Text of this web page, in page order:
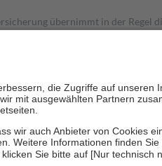
übernimmt in der Regel
Es sind jedoch nie mehr als die
Zuzahlungen